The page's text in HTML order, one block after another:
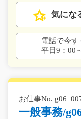
気にな
電話で今
平日9：00
お仕事No.
一般事務/